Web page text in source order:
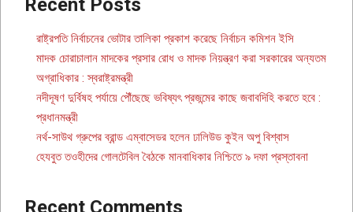
Recent Posts
রাষ্ট্রপতি নির্বাচনের ভোটার তালিকা প্রকাশ করেছে নির্বাচন কমিশন ইসি
মাদক চোরাচালান মাদকের প্রসার রোধ ও মাদক নিয়ন্ত্রণ করা সরকারের অন্যতম
অগ্রাধিকার : স্বরাষ্ট্রমন্ত্রী
নদীদূষণ দুর্বিষহ পর্যায়ে পৌঁছেছে ভবিষ্যৎ প্রজন্মের কাছে জবাবদিহি করতে হবে :
প্রধানমন্ত্রী
নর্থ-সাউথ গ্রুপের ব্রান্ড এম্বাসেডর হলেন ঢালিউড কুইন অপু বিশ্বাস
হেযবুত তওহীদের গোলটেবিল বৈঠকে মানবাধিকার নিশ্চিতে ৯ দফা প্রস্তাবনা
Recent Comments